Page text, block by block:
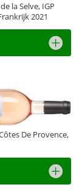
la Selve, IGP
2021
De Provence,